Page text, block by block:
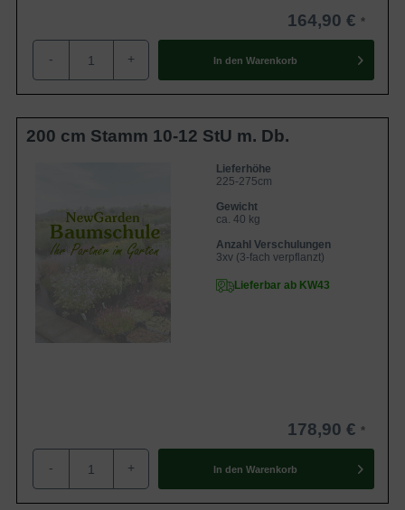
164,90 €
- + In den Warenkorb
200 cm Stamm 10-12 StU m. Db.
Lieferhöhe
225-275cm
Gewicht
ca. 40 kg
Anzahl Verschulungen
3xv (3-fach verpflanzt)
Lieferbar ab KW43
178,90 €
- + In den Warenkorb